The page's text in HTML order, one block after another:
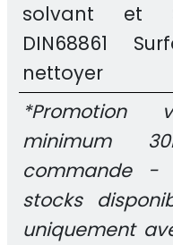
solvant et
DIN68861
nettoyer
minimum
commande -
stocks
uniquement